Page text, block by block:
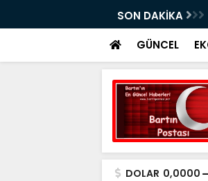
SON DAKİKA
GÜNCEL
DOLAR 0,0000